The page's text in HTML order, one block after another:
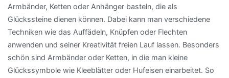
Armbänder, Ketten oder Anhänger basteln, die als
Glückssteine dienen können. Dabei kann man verschiedene
Techniken wie das Auffädeln, Knüpfen oder Flechten
anwenden und seiner Kreativität freien Lauf lassen. Besonders
schön sind Armbänder oder Ketten, in die man kleine
Glückssymbole wie Kleeblätter oder Hufeisen einarbeitet. So